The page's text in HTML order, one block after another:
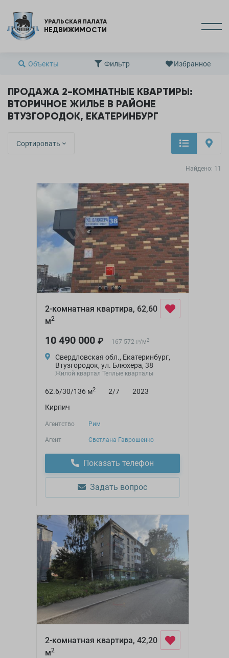
УРАЛЬСКАЯ ПАЛАТА
НЕДВИЖИМОСТИ
Объекты Фильтр Избранное
ПРОДАЖА 2-КОМНАТНЫЕ КВАРТИРЫ:
ВТОРИЧНОЕ ЖИЛЬЕ В РАЙОНЕ
ВТУЗГОРОДОК, ЕКАТЕРИНБУРГ
Сортировать
Найдено: 11
2-комнатная квартира, 62,60
м2
10 490 000 ₽ 167 572 ₽/м2
Свердловская обл., Екатеринбург,
Втузгородок, ул. Блюхера, 38
Жилой квартал Теплые кварталы
62.6/30/136 м2 2/7
2023
Кирпич
Агентство Рим
Агент Светлана Гаврошенко
Показать телефон
Задать вопрос
2-комнатная квартира, 42,20
м2